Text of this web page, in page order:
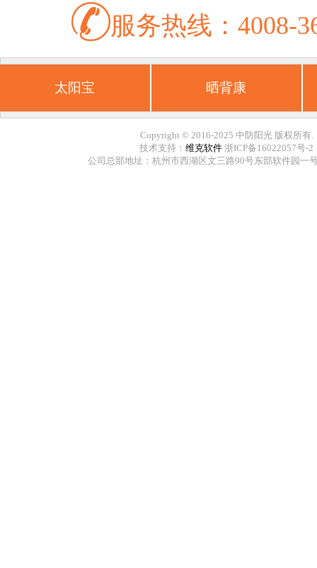
服务热线：4008-
太阳宝 晒背康
Copyright © 2016-2025 中防阳光 版权所有.
技术支持： 维克软件 浙ICP备16022057号-2
公司总部地址：杭州市西湖区文三路90号东部软件园一